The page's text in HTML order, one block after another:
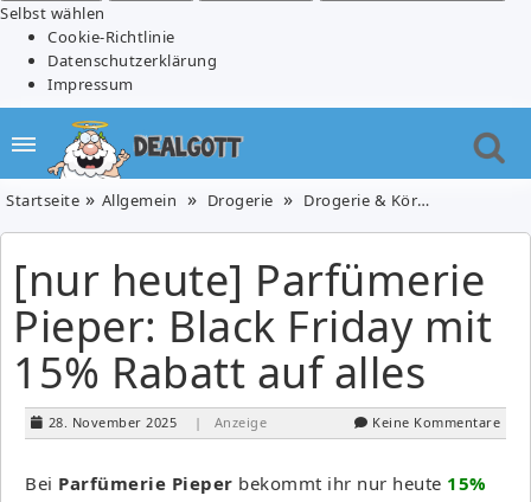
Selbst wählen
Cookie-Richtlinie
Datenschutzerklärung
Impressum
Startseite Allgemein Drogerie Drogerie & Körperpflege
[nur heute] Parfümerie
Pieper: Black Friday mit
15% Rabatt auf alles
28. November 2025 | Anzeige Keine Kommentare
Bei Parfümerie Pieper bekommt ihr nur heute 15%